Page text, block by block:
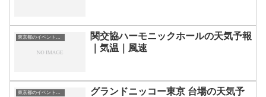
関交協ハーモニックホールの天気予報
｜気温｜風速
グランドニッコー東京 台場の天気予